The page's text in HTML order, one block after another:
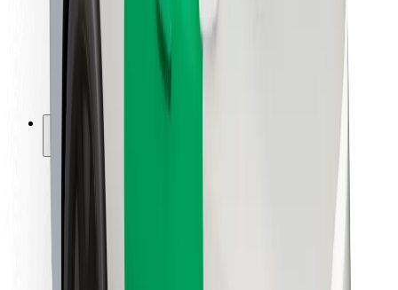
Lokality
Řešení pro města
Letiště
Nabíjecí stanice Bolt
Pro řidiče
Pro kurýry
Bolt Food